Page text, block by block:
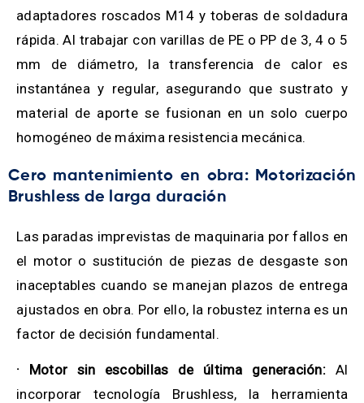
adaptadores roscados M14 y toberas de soldadura
rápida. Al trabajar con varillas de PE o PP de 3, 4 o 5
mm de diámetro, la transferencia de calor es
instantánea y regular, asegurando que sustrato y
material de aporte se fusionan en un solo cuerpo
homogéneo de máxima resistencia mecánica.
Cero mantenimiento en obra: Motorización
Brushless de larga duración
Las paradas imprevistas de maquinaria por fallos en
el motor o sustitución de piezas de desgaste son
inaceptables cuando se manejan plazos de entrega
ajustados en obra. Por ello, la robustez interna es un
factor de decisión fundamental.
· Motor sin escobillas de última generación:Al
incorporar tecnología Brushless, la herramienta